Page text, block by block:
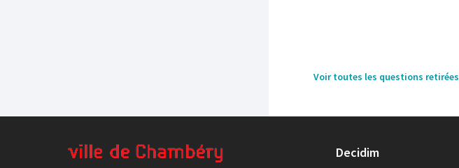
Voir toutes les questions retirées
Decidim